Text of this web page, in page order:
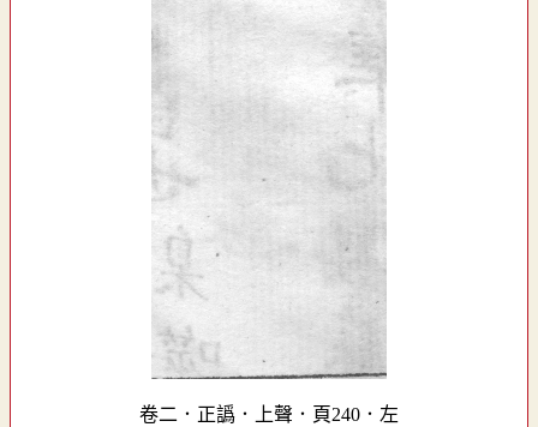
卷二．正譌．上聲．頁240．左